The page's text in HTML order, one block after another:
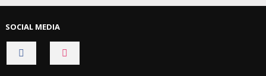
SOCIAL MEDIA
CONNECT
ON